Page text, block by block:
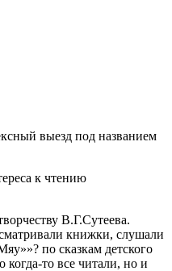
выезд под названием
к чтению
В.Г.Сутеева.
книжки, слушали
по сказкам детского
то все читали, но и